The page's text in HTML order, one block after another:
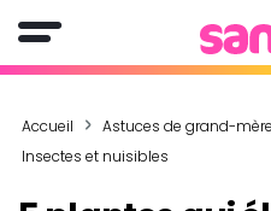
Accueil Astuces de grand-mère
Insectes et nuisibles